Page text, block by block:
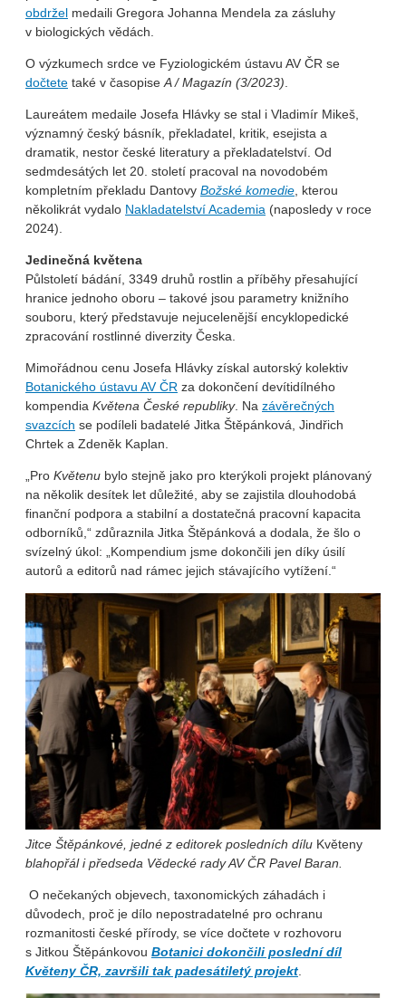
obdržel medaili Gregora Johanna Mendela za zásluhy
v biologických vědách.
O výzkumech srdce ve Fyziologickém ústavu AV ČR se
dočtete také v časopiseA / Magazín (3/2023).
Laureátem medaile Josefa Hlávky se stal i Vladimír Mikeš,
významný český básník, překladatel, kritik, esejista a
dramatik, nestor české literatury a překladatelství. Od
sedmdesátých let 20. století pracoval na novodobém
kompletním překladu Dantovy Božské komedie, kterou
několikrát vydalo Nakladatelství Academia (naposledy v roce
2024).
Jedinečná květena
Půlstoletí bádání, 3349 druhů rostlin a příběhy přesahující
hranice jednoho oboru – takové jsou parametry knižního
souboru, který představuje nejucelenější encyklopedické
zpracování rostlinné diverzity Česka.
Mimořádnou cenu Josefa Hlávky získal autorský kolektiv
Botanického ústavu AV ČR za dokončení devítidílného
kompendia Květena České republiky. Na závěrečných
svazcích se podíleli badatelé Jitka Štěpánková, Jindřich
Chrtek a Zdeněk Kaplan.
„Pro Květenu bylo stejně jako pro kterýkoli projekt plánovaný
na několik desítek let důležité, aby se zajistila dlouhodobá
finanční podpora a stabilní a dostatečná pracovní kapacita
odborníků,“ zdůraznila Jitka Štěpánková a dodala, že šlo o
svízelný úkol: „Kompendium jsme dokončili jen díky úsilí
autorů a editorů nad rámec jejich stávajícího vytížení.“
Jitce Štěpánkové, jedné z editorek posledních dílu Květeny
blahopřál i předseda Vědecké rady AV ČR Pavel Baran.
O nečekaných objevech, taxonomických záhadách i
důvodech, proč je dílo nepostradatelné pro ochranu
rozmanitosti české přírody, se více dočtete v rozhovoru
s Jitkou Štěpánkovou Botanici dokončili poslední díl
Květeny ČR, završili tak padesátiletý projekt